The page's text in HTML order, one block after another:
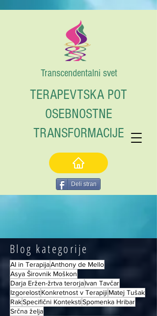
Transcendentalni svet
TERAPEVTSKA POT
OSEBNOSTNE
TRANSFORMACIJE
Deli stran
Blog kategorije
AI in TerapijaAnthony de Mello
Asya Širovnik Moškon
Darja Eržen-žrtva terorjaIvan Tavčar
IzgorelostKonkretnost v TerapijiMatej Tušak
RakSpecifični KontekstiSpomenka Hribar
Srčna želja